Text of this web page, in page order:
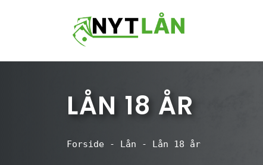
LÅN 18 ÅR
Forside - Lån - Lån 18 år